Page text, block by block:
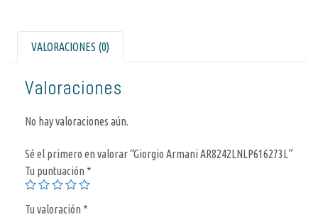
VALORACIONES (0)
Valoraciones
No hay valoraciones aún.
Sé el primero en valorar “Giorgio Armani AR8242LNLP616273L”
Tu puntuación *
Tu valoración *